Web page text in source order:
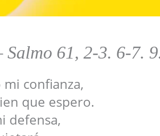
Salmo 61, 2-3. 6-7.
confianza,
que espero.
defensa,